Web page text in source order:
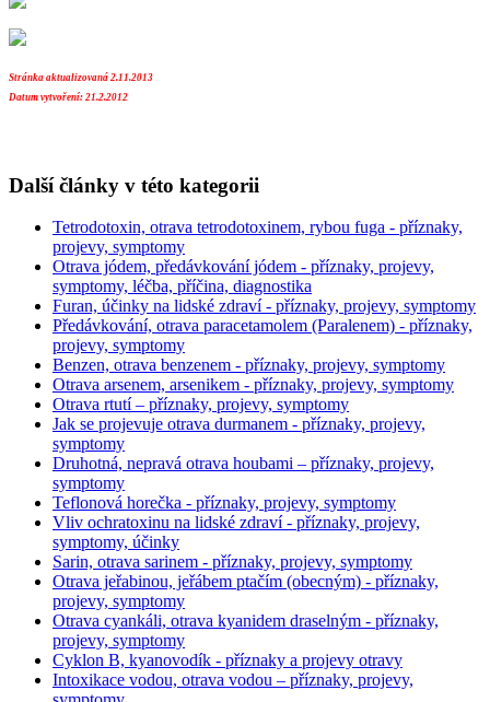
Stránka aktualizovaná 2.11.2013
Datum vytvoření: 21.2.2012
Další články v této kategorii
Tetrodotoxin, otrava tetrodotoxinem, rybou fuga - příznaky,
projevy, symptomy
Otrava jódem, předávkování jódem - příznaky, projevy,
symptomy, léčba, příčina, diagnostika
Furan, účinky na lidské zdraví - příznaky, projevy, symptomy
Předávkování, otrava paracetamolem (Paralenem) - příznaky,
projevy, symptomy
Benzen, otrava benzenem - příznaky, projevy, symptomy
Otrava arsenem, arsenikem - příznaky, projevy, symptomy
Otrava rtutí – příznaky, projevy, symptomy
Jak se projevuje otrava durmanem - příznaky, projevy,
symptomy
Druhotná, nepravá otrava houbami – příznaky, projevy,
symptomy
Teflonová horečka - příznaky, projevy, symptomy
Vliv ochratoxinu na lidské zdraví - příznaky, projevy,
symptomy, účinky
Sarin, otrava sarinem - příznaky, projevy, symptomy
Otrava jeřabinou, jeřábem ptačím (obecným) - příznaky,
projevy, symptomy
Otrava cyankáli, otrava kyanidem draselným - příznaky,
projevy, symptomy
Cyklon B, kyanovodík - příznaky a projevy otravy
Intoxikace vodou, otrava vodou – příznaky, projevy,